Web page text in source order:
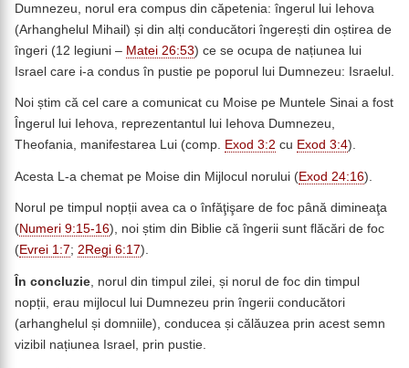
Dumnezeu, norul era compus din căpetenia: îngerul lui Iehova
(Arhanghelul Mihail) și din alți conducători îngerești din oștirea de
îngeri (12 legiuni – Matei 26:53) ce se ocupa de națiunea lui
Israel care i-a condus în pustie pe poporul lui Dumnezeu: Israelul.
Noi știm că cel care a comunicat cu Moise pe Muntele Sinai a fost
Îngerul lui Iehova, reprezentantul lui Iehova Dumnezeu,
Theofania, manifestarea Lui (comp. Exod 3:2 cu Exod 3:4).
Acesta L-a chemat pe Moise din Mijlocul norului (Exod 24:16).
Norul pe timpul nopții avea ca o înfăţişare de foc până dimineaţa
(Numeri 9:15-16), noi știm din Biblie că îngerii sunt flăcări de foc
(Evrei 1:7; 2Regi 6:17).
În concluzie , norul din timpul zilei, și norul de foc din timpul
nopții, erau mijlocul lui Dumnezeu prin îngerii conducători
(arhanghelul și domniile), conducea și călăuzea prin acest semn
vizibil națiunea Israel, prin pustie.